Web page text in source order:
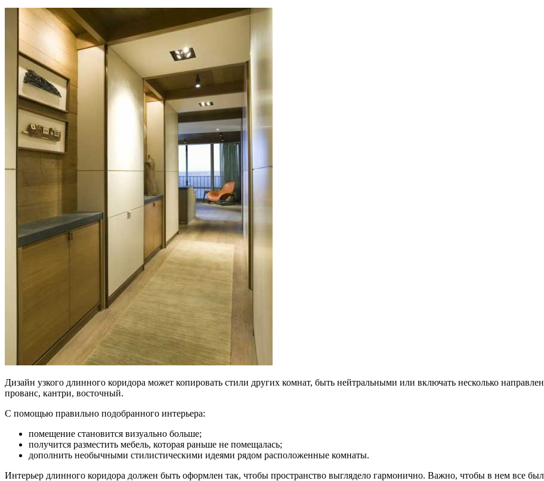
Дизайн узкого длинного коридора может копировать стили других комнат, быть нейтральными или включать несколько
прованс, кантри, восточный.
С помощью правильно подобранного интерьера:
помещение становится визуально больше;
получится разместить мебель, которая раньше не помещалась;
дополнить необычными стилистическими идеями рядом расположенные комнаты.
Интерьер длинного коридора должен быть оформлен так, чтобы пространство выглядело гармонично. Важно, чтобы в нем все